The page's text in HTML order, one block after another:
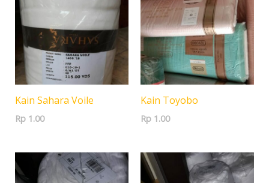
Kain Sahara Voile
Rp1.00
Kain Toyobo
Rp 1.00